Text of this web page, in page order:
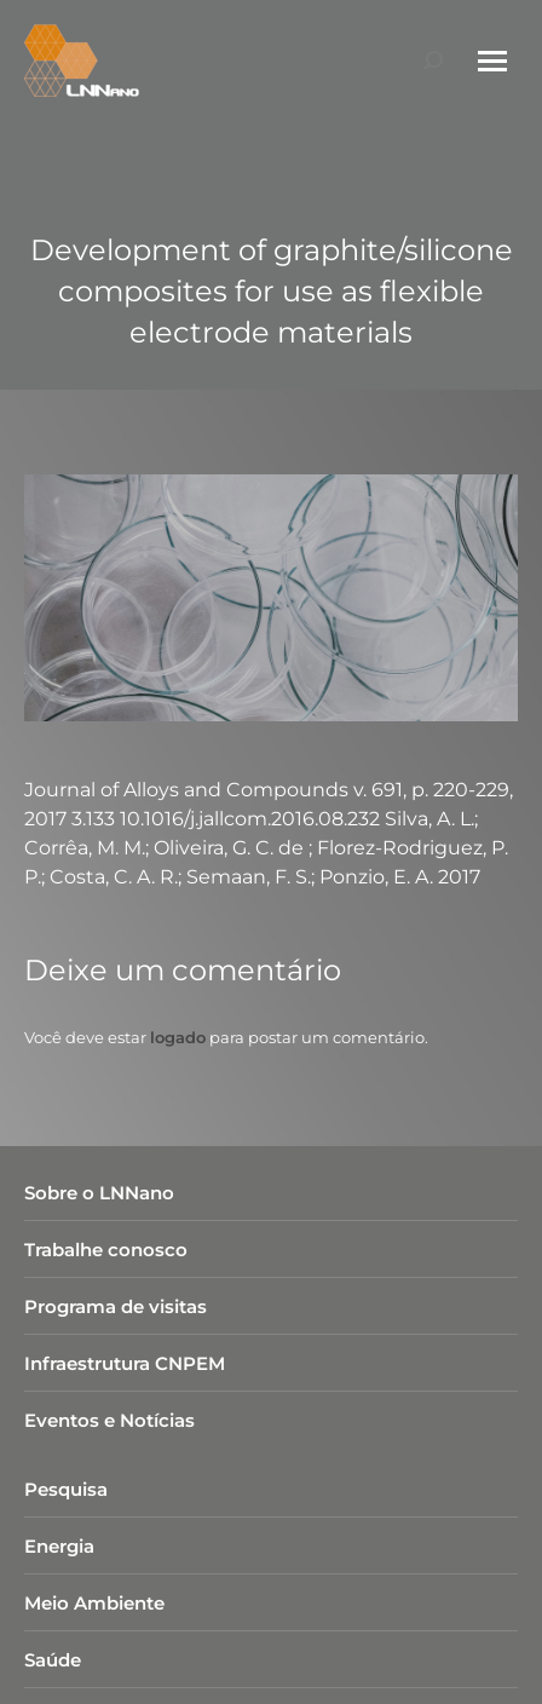
Search:
Development of graphite/silicone
composites for use as flexible
electrode materials
Journal of Alloys and Compounds v. 691, p. 220-229,
2017 3.133 10.1016/j.jallcom.2016.08.232 Silva, A. L.;
Corrêa, M. M.; Oliveira, G. C. de ; Florez-Rodriguez, P.
P.; Costa, C. A. R.; Semaan, F. S.; Ponzio, E. A. 2017
Deixe um comentário
Você deve estar logado para postar um comentário.
Sobre o LNNano
Trabalhe conosco
Programa de visitas
Infraestrutura CNPEM
Eventos e Notícias
Pesquisa
Energia
Meio Ambiente
Saúde